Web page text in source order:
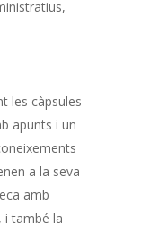
les càpsules
apunts i un
a la seva
amb
i també la